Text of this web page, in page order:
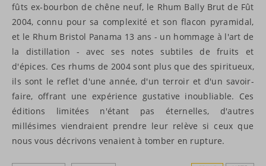
fûts ex-bourbon de chêne neuf, le Rhum Bally Brut de Fût
2004, connu pour sa complexité et son flacon pyramidal,
et le Rhum Bristol Panama 13 ans - un hommage à l'art de
la distillation - avec ses notes subtiles de fruits et
d'épices. Ces rhums de 2004 sont plus que des spiritueux,
ils sont le reflet d'une année, d'un terroir et d'un savoir-
faire, offrant une expérience gustative inoubliable. Ces
éditions limitées n'étant pas éternelles, d'autres
millésimes viendraient prendre leur relève si ceux que
nous vous décrivons venaient à tomber en rupture.